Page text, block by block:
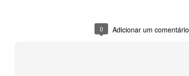
0 Adicionar um comentário